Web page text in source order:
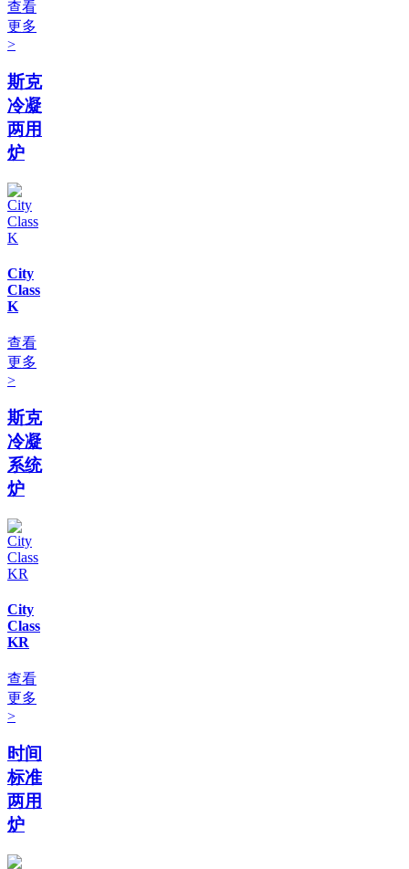
查看
更多
>
斯克
冷凝
两用
炉
City
Class
K
查看
更多
>
斯克
冷凝
系统
炉
City
Class
KR
查看
更多
>
时间
标准
两用
炉